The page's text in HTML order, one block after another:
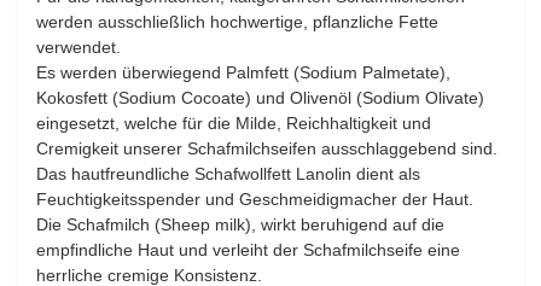
werden ausschließlich hochwertige, pflanzliche Fette
verwendet.
Es werden überwiegend Palmfett (Sodium Palmetate),
Kokosfett (Sodium Cocoate) und Olivenöl (Sodium Olivate)
eingesetzt, welche für die Milde, Reichhaltigkeit und
Cremigkeit unserer Schafmilchseifen ausschlaggebend sind.
Das hautfreundliche Schafwollfett Lanolin dient als
Feuchtigkeitsspender und Geschmeidigmacher der Haut.
Die Schafmilch (Sheep milk), wirkt beruhigend auf die
empfindliche Haut und verleiht der Schafmilchseife eine
herrliche cremige Konsistenz.